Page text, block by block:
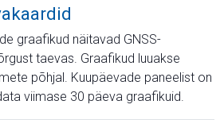
graafikud näitavad GNSS-
taevas. Graafikud luuakse
põhjal. Kuupäevade paneelist on
viimase 30 päeva graafikuid.